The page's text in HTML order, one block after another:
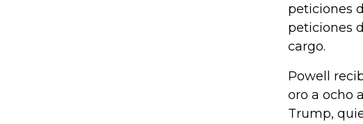
peticiones
peticiones
cargo.
Powell
oro a ocho
Trump,